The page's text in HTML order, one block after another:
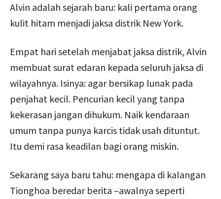
Alvin adalah sejarah baru: kali pertama orang
kulit hitam menjadi jaksa distrik New York.
Empat hari setelah menjabat jaksa distrik, Alvin
membuat surat edaran kepada seluruh jaksa di
wilayahnya. Isinya: agar bersikap lunak pada
penjahat kecil. Pencurian kecil yang tanpa
kekerasan jangan dihukum. Naik kendaraan
umum tanpa punya karcis tidak usah dituntut.
Itu demi rasa keadilan bagi orang miskin.
Sekarang saya baru tahu: mengapa di kalangan
Tionghoa beredar berita –awalnya seperti